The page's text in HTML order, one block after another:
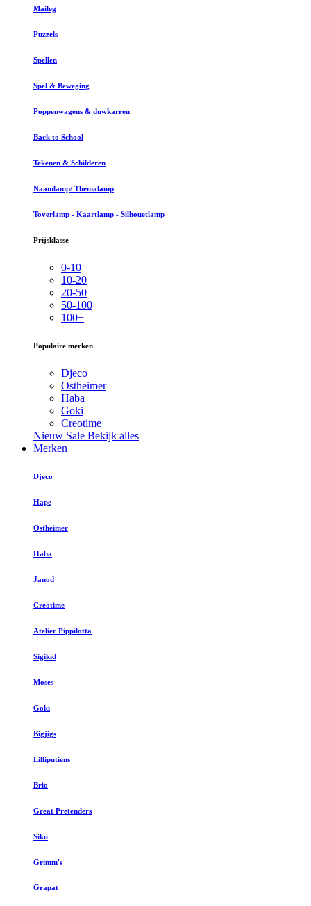
Maileg
Puzzels
Spellen
Spel & Beweging
Poppenwagens & duwkarren
Back to School
Tekenen & Schilderen
Naamlamp/ Themalamp
Toverlamp - Kaartlamp - Silhouetlamp
Prijsklasse
0-10
10-20
20-50
50-100
100+
Populaire merken
Djeco
Ostheimer
Haba
Goki
Creotime
Nieuw Sale Bekijk alles
Merken
Djeco
Hape
Ostheimer
Haba
Janod
Creotime
Atelier Pippilotta
Sigikid
Moses
Goki
Bigjigs
Lilliputiens
Brio
Great Pretenders
Siku
Grimm's
Grapat